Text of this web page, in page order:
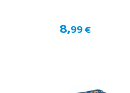
8,99 €